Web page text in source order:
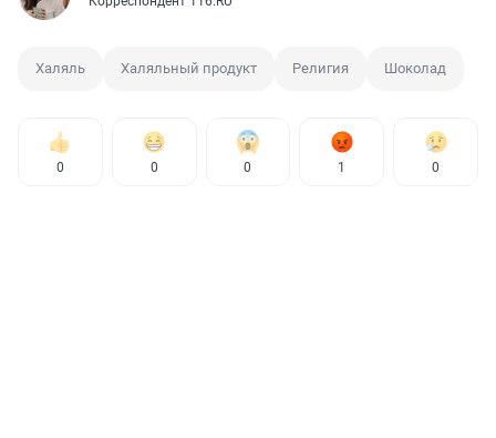
Халяль Халяльный продукт Религия Шоколад
0 0 0 1 0